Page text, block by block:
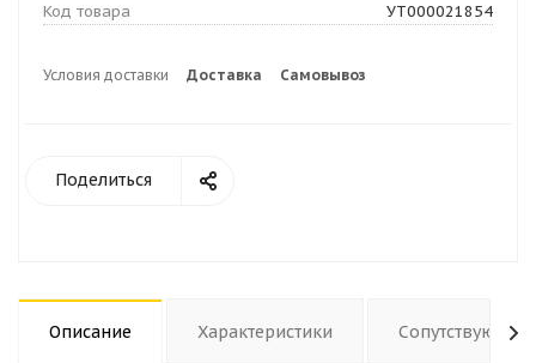
Код товара
УТ000021854
Условия доставки Доставка Самовывоз
Поделиться
Описание Характеристики